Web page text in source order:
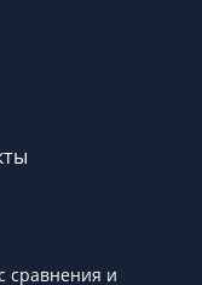
cравнения и